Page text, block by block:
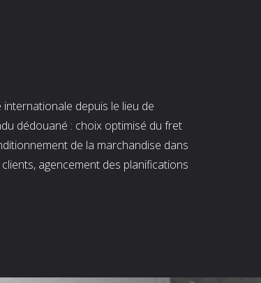
depuis le lieu de
dédouané : choix optimisé du fret
de la marchandise dans
agencement des planifications